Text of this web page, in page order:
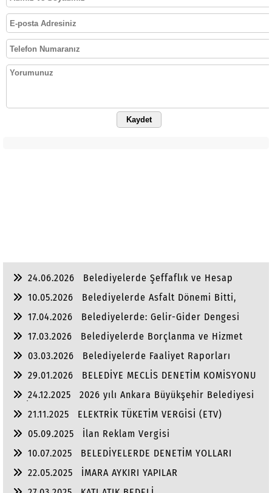
Kaydet
24.06.2026
Belediyelerde Şeffaflık ve Hesap
10.05.2026
Belediyelerde Asfalt Dönemi Bitti,
17.04.2026
Belediyelerde: Gelir-Gider Dengesi
17.03.2026
Belediyelerde Borçlanma ve Hizmet
03.03.2026
Belediyelerde Faaliyet Raporları
29.01.2026
BELEDİYE MECLİS DENETİM KOMİSYONU
24.12.2025
2026 yılı Ankara Büyükşehir Belediyesi
ve İlçe Belediye Bütçeleri
21.11.2025
ELEKTRİK TÜKETİM VERGİSİ (ETV)
05.09.2025
İlan Reklam Vergisi
10.07.2025
BELEDİYELERDE DENETİM YOLLARI
22.05.2025
İMARA AYKIRI YAPILAR